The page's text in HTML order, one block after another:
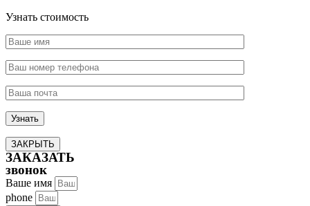
Узнать стоимость
ЗАКРЫТЬ
ЗАКАЗАТЬ
звонок
Ваше имя
phone